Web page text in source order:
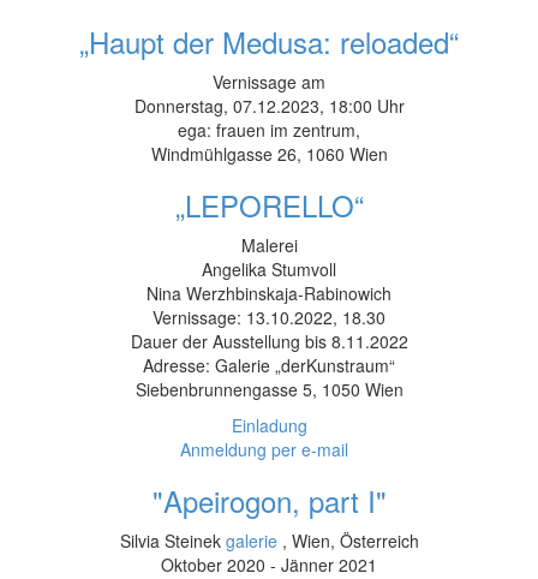
„Haupt der Medusa: reloaded“
Vernissage am
Donnerstag, 07.12.2023, 18:00 Uhr
ega: frauen im zentrum,
Windmühlgasse 26, 1060 Wien
„LEPORELLO“
Malerei
Angelika Stumvoll
Nina Werzhbinskaja-Rabinowich
Vernissage: 13.10.2022, 18.30
Dauer der Ausstellung bis 8.11.2022
Adresse: Galerie „derKunstraum“
Siebenbrunnengasse 5, 1050 Wien
Einladung
Anmeldung per e-mail
"Apeirogon, part I"
Silvia Steinekgalerie, Wien, Österreich
Oktober 2020 - Jänner 2021